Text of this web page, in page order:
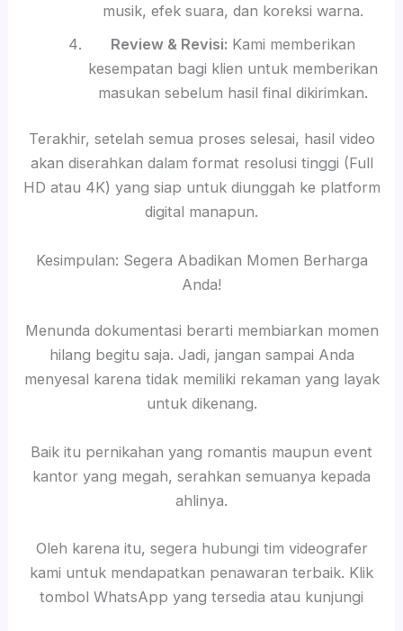
musik, efek suara, dan koreksi warna.
Review & Revisi: Kami memberikan
kesempatan bagi klien untuk memberikan
masukan sebelum hasil final dikirimkan.
Terakhir, setelah semua proses selesai, hasil video
akan diserahkan dalam format resolusi tinggi (Full
HD atau 4K) yang siap untuk diunggah ke platform
digital manapun.
Kesimpulan: Segera Abadikan Momen Berharga
Anda!
Menunda dokumentasi berarti membiarkan momen
hilang begitu saja. Jadi, jangan sampai Anda
menyesal karena tidak memiliki rekaman yang layak
untuk dikenang.
Baik itu pernikahan yang romantis maupun event
kantor yang megah, serahkan semuanya kepada
ahlinya.
Oleh karena itu, segera hubungi tim videografer
kami untuk mendapatkan penawaran terbaik. Klik
tombol WhatsApp yang tersedia atau kunjungi